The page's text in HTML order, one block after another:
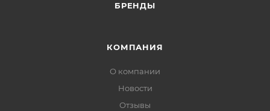
БРЕНДЫ
КОМПАНИЯ
О компании
Новости
Отзывы